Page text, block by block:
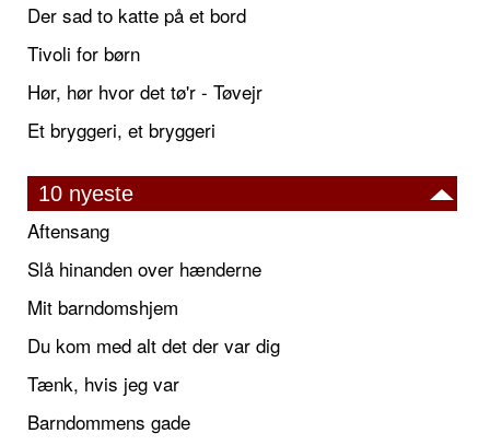
Der sad to katte på et bord
Tivoli for børn
Hør, hør hvor det tø'r - Tøvejr
Et bryggeri, et bryggeri
10 nyeste
Aftensang
Slå hinanden over hænderne
Mit barndomshjem
Du kom med alt det der var dig
Tænk, hvis jeg var
Barndommens gade